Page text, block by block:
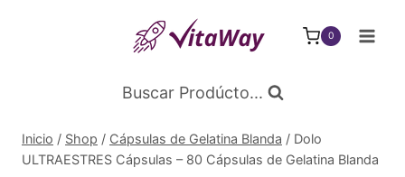
0
Buscar Prodúcto...
Inicio / Shop / Cápsulas de Gelatina Blanda / Dolo
ULTRAESTRES Cápsulas – 80 Cápsulas de Gelatina Blanda